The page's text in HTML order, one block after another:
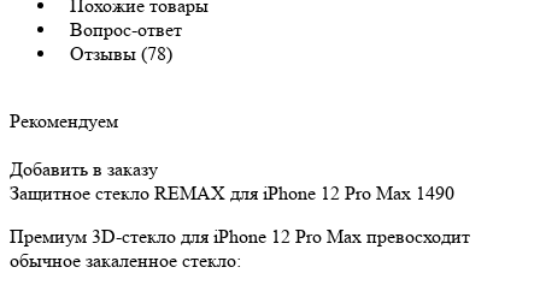
Похожие товары
Вопрос-ответ
Отзывы (78)
Рекомендуем
Добавить в заказу
Защитное стекло REMAX для iPhone 12 Pro Max 1490
Премиум 3D-стекло для iPhone 12 Pro Max превосходит
обычное закаленное стекло: